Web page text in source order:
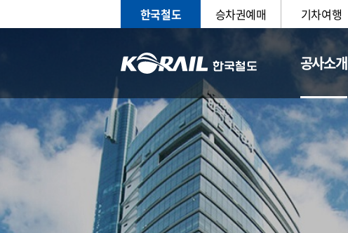
한국철도 승차권예매 기차여행
공사소개
CEO 일반현황